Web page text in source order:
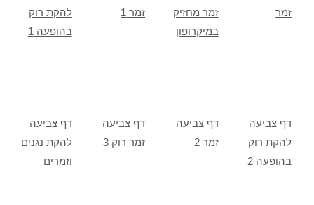
להקת רוק
בהופעה 1
זמר 1
זמר מחזיק
במיקרופון
זמר
דף צביעה
להקת נגנים
וזמרים
דף צביעה
זמר רוק 3
דף צביעה
זמר 2
דף צביעה
להקת רוק
בהופעה 2